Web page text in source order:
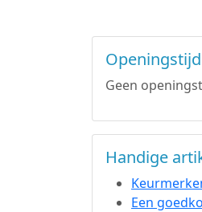
Geen
Handige
Een